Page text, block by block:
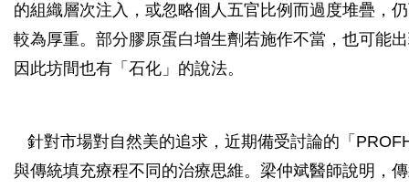
的組織層次注入，或忽略個人五官比例而過度堆疊，
較為厚重。部分膠原蛋白增生劑若施作不當，也可能
因此坊間也有「石化」的說法。
針對市場對自然美的追求，近期備受討論的「
與傳統填充療程不同的治療思維。梁仲斌醫師說明，